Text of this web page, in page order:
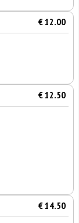
€ 12.00
€ 12.50
€ 14.50